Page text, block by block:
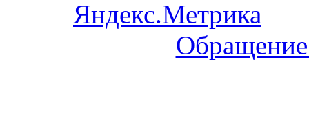
Обращение